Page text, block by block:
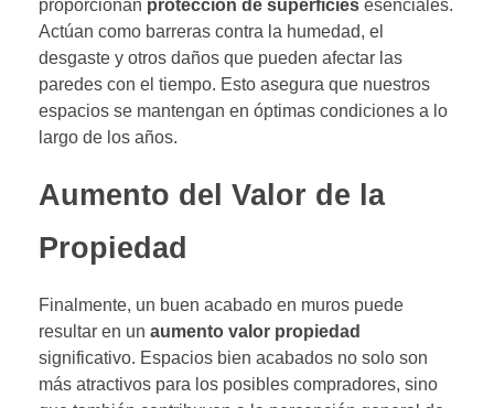
proporcionan protección de superficies esenciales.
Actúan como barreras contra la humedad, el
desgaste y otros daños que pueden afectar las
paredes con el tiempo. Esto asegura que nuestros
espacios se mantengan en óptimas condiciones a lo
largo de los años.
Aumento del Valor de la
Propiedad
Finalmente, un buen acabado en muros puede
resultar en un aumento valor propiedad
significativo. Espacios bien acabados no solo son
más atractivos para los posibles compradores, sino